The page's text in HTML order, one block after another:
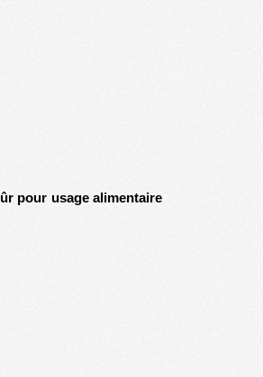
pour usage alimentaire